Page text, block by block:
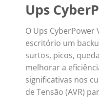
Ups
O Ups CyberPower
escritório um
surtos, picos,
melhorar a
significativas nos
de Tensão (AVR)